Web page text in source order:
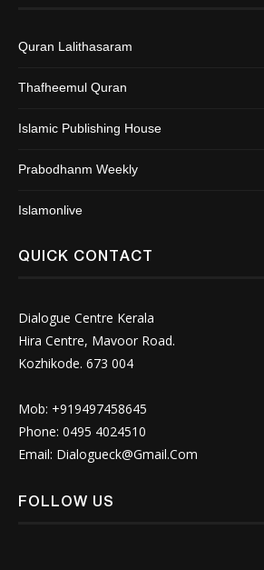
Quran Lalithasaram
Thafheemul Quran
Islamic Publishing House
Prabodhanm Weekly
Islamonlive
QUICK CONTACT
Dialogue Centre Kerala
Hira Centre, Mavoor Road.
Kozhikode. 673 004
Mob: +919497458645
Phone: 0495 4024510
Email: Dialogueck@Gmail.Com
FOLLOW US